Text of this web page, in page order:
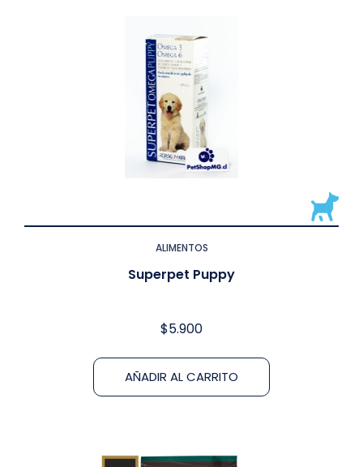
ALIMENTOS
Superpet Puppy
$5.900
AÑADIR AL CARRITO